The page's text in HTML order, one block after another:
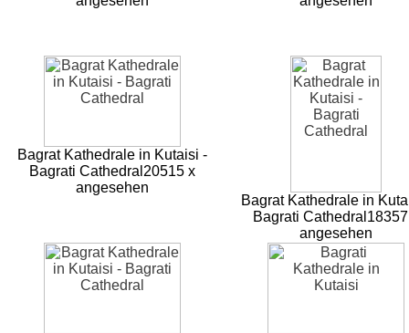
Bagrat Kathedrale in Kutaisi -
Bagrati Cathedral 20515 x
angesehen
Bagrat Kathedrale in
Bagrati Cathedral
angesehen